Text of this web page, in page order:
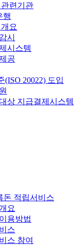
련기관
행
요
시
시스템
공
(ISO 20022) 도입
상 지급결제시스템
돈 적립서비스
요
용방법
스
스 참여